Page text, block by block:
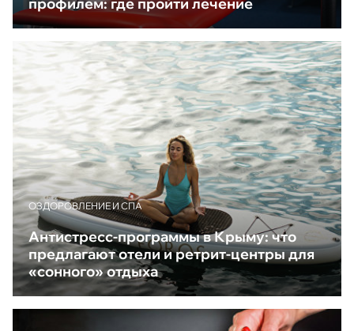
профилем: где пройти лечение
ОЗДОРОВЛЕНИЕ И СПА
Антистресс-программы в Крыму: что
предлагают отели и ретрит-центры для
«сонного» отдыха